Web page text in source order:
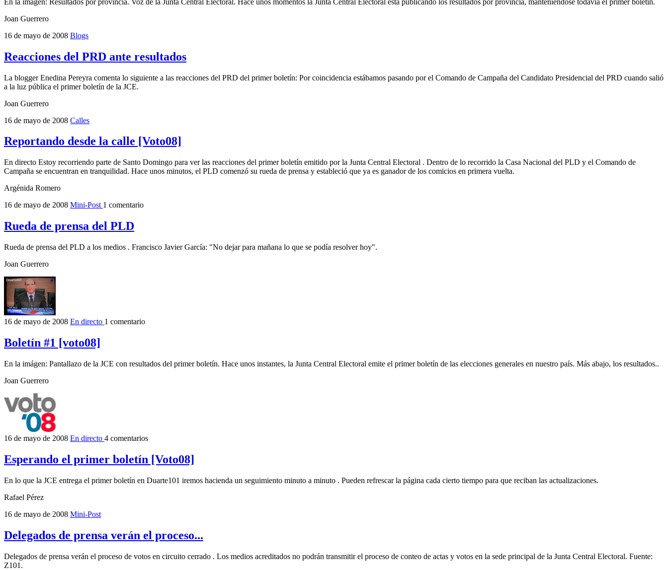
Joan Guerrero
16 de mayo de 2008 Blogs
Reacciones del PRD ante resultados
La blogger Enedina Pereyra comenta lo siguiente a las reacciones del PRD del primer boletín: Por coincidencia estábamos pasando por el Comando de Campaña del Candidato Presidencial del PRD cuando salió
a la luz pública el primer boletín de la JCE.
Joan Guerrero
16 de mayo de 2008 Calles
Reportando desde la calle [Voto08]
En directo Estoy recorriendo parte de Santo Domingo para ver las reacciones del primer boletín emitido por la Junta Central Electoral . Dentro de lo recorrido la Casa Nacional del PLD y el Comando de
Campaña se encuentran en tranquilidad. Hace unos minutos, el PLD comenzó su rueda de prensa y estableció que ya es ganador de los comicios en primera vuelta.
Argénida Romero
16 de mayo de 2008 Mini-Post 1 comentario
Rueda de prensa del PLD
Rueda de prensa del PLD a los medios . Francisco Javier García: "No dejar para mañana lo que se podía resolver hoy".
Joan Guerrero
16 de mayo de 2008 En directo 1 comentario
Boletín #1 [voto08]
En la imágen: Pantallazo de la JCE con resultados del primer boletín. Hace unos instantes, la Junta Central Electoral emite el primer boletín de las elecciones generales en nuestro país. Más abajo, los resultados..
Joan Guerrero
16 de mayo de 2008 En directo 4 comentarios
Esperando el primer boletín [Voto08]
En lo que la JCE entrega el primer boletín en Duarte101 iremos hacienda un seguimiento minuto a minuto . Pueden refrescar la página cada cierto tiempo para que reciban las actualizaciones.
Rafael Pérez
16 de mayo de 2008 Mini-Post
Delegados de prensa verán el proceso...
Delegados de prensa verán el proceso de votos en circuito cerrado . Los medios acreditados no podrán transmitir el proceso de conteo de actas y votos en la sede principal de la Junta Central Electoral. Fuente:
Z101.